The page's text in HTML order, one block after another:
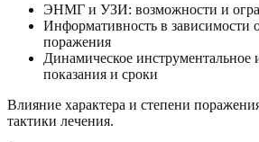
ЭНМГ и УЗИ: возможности и
Информативность в зависимости
поражения
Динамическое инструментальное
показания и сроки
Влияние характера и степени
тактики лечения.